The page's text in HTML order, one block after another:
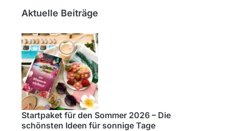
Aktuelle Beiträge
Startpaket für den Sommer 2026 – Die
schönsten Ideen für sonnige Tage